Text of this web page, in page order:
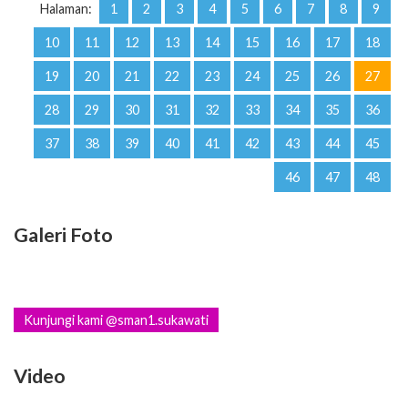
Halaman: 1 2 3 4 5 6 7 8 9
10 11 12 13 14 15 16 17 18
19 20 21 22 23 24 25 26 27
28 29 30 31 32 33 34 35 36
37 38 39 40 41 42 43 44 45
46 47 48
Galeri Foto
Kunjungi kami @sman1.sukawati
Video